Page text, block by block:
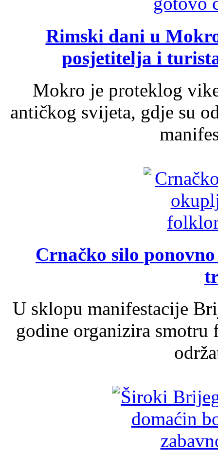
Rimski dani u
posjetitelja i
Mokro je proteklog
antičkog svijeta, gdje su
Crnačko silo
U sklopu manifestacije
godine organizira